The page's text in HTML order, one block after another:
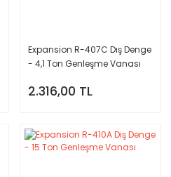
Expansion R-407C Dış Denge
- 4,1 Ton Genleşme Vanası
2.316,00 TL